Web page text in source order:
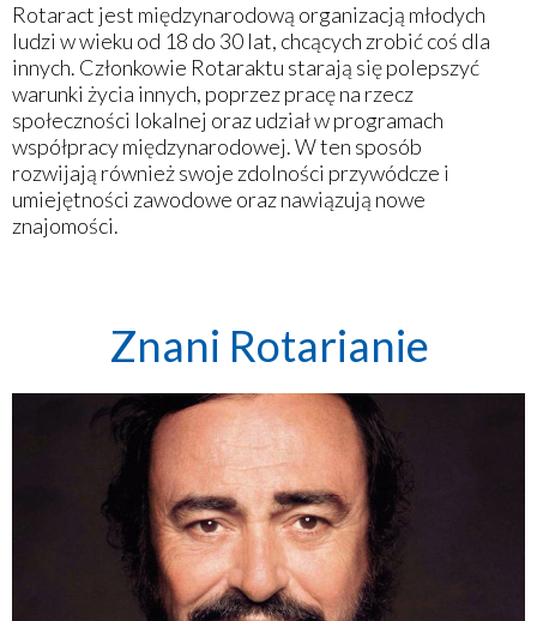
Rotaract jest międzynarodową organizacją młodych
ludzi w wieku od 18 do 30 lat, chcących zrobić coś dla
innych. Członkowie Rotaraktu starają się polepszyć
warunki życia innych, poprzez pracę na rzecz
społeczności lokalnej oraz udział w programach
współpracy międzynarodowej. W ten sposób
rozwijają również swoje zdolności przywódcze i
umiejętności zawodowe oraz nawiązują nowe
znajomości.
Znani Rotarianie